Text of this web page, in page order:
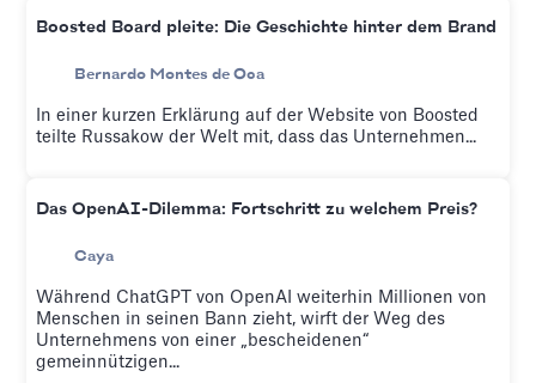
Boosted Board pleite: Die Geschichte hinter dem Brand
Bernardo Montes de Oca
In einer kurzen Erklärung auf der Website von Boosted
teilte Russakow der Welt mit, dass das Unternehmen...
Das OpenAI-Dilemma: Fortschritt zu welchem Preis?
Caya
Während ChatGPT von OpenAI weiterhin Millionen von
Menschen in seinen Bann zieht, wirft der Weg des
Unternehmens von einer „bescheidenen“
gemeinnützigen...